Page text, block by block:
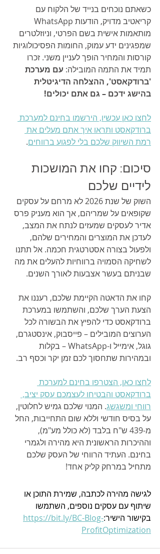
כשאתם נוכחים בנייד של הלקוח עם
מותאמות אישית בשם הפרטי, וניוזלטרים
שמפגינים ידע עמוק, החומות הפסיכולוגיות
קורסות והמחיר הופך לעניין משני. זכרו
תמיד את התמה המובילה: עם מערכת
'ברודקאסט', ההצלחה הדיגיטלית
בהישג ידכם – גם אתם יכולים!
לחצו כאן עכשיו, הירשמו בחינם למערכת
ברודקאסט ותראו איך אתם מעלים את
רמת השיווק שלכם בלי לפגוע ברווחים.
סיכום: קחו את המושכות
לידיים שלכם
השוק של שנת 2026 לא מרחם על עסקים
שקופאים על שמריהם, אך הוא מעניק פרס
אדיר לעסקים שמעזים לנתח את המצב,
לעדכן את המוצרים והמחירים שלהם,
ולפעול בצורה אסטרטגית חכמה. אל תתנו
לשחיקה הסמויה ברווחיות להעלים את מה
שבניתם בעשר אצבעות לאורך השנים.
קחו את הדאטה הקיימת שלכם, רעננו את
הצעת הערך שלכם, והשתמשו במערכת
ברודקאסט כדי להפיץ את הבשורה לכל
הערוצים המובילים – פייסבוק, אינסטגרם,
גוגל, אימייל ו-WhatsApp – בקלות
ובמהירות שתחסוך לכם זמן יקר וכסף רב.
לחצו כאן, הצטרפו בחינם למערכת
ברודקאסט והבטיחו לעצמכם עסק יציב,
רווחי ומשגשג. המנוי שלכם גמיש לחלוטין,
על בסיס חודשי וללא שום התחייבות, החל
מ-439 ש"ח בלבד (לא כולל מע"מ),
וההיכרות הראשונית היא מהירה ולגמרי
בחינם. העתיד הרווחי של העסק שלכם
מתחיל במרחק קליק אחד!
לגישה מהירה לכתבה, שמירת התוכן או
שיתוף עם עסקים נוספים, השתמשו
בקישור הישיר:https://bit.ly/BC-Blog-
ProfitOptimization